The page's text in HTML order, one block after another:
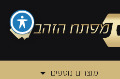
מוצרים נוספים